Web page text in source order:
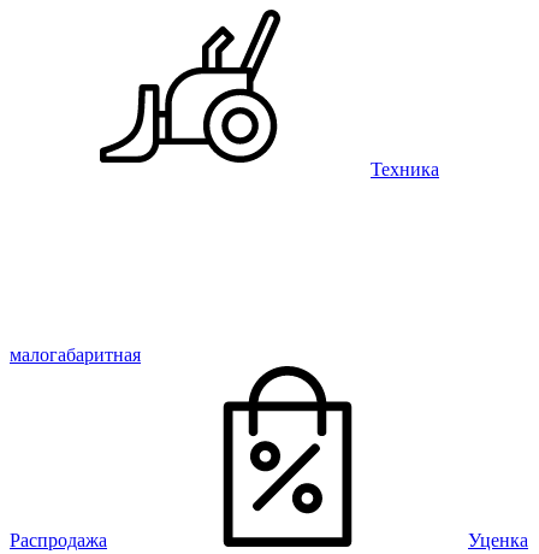
Техника
малогабаритная
Распродажа
Уценка